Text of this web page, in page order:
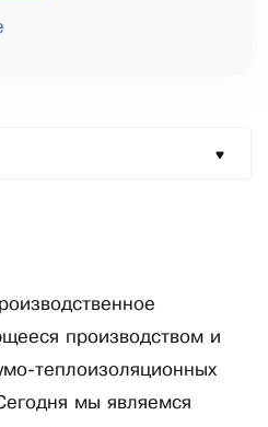
производством и
теплоизоляционных
мы являемся